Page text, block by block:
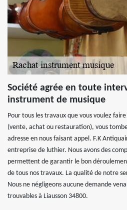
Société agrée en toute
instrument de musique
Pour tous les travaux que vous voulez
(vente, achat ou restauration), vous
adresse en nous faisant appel. F.K
entreprise de luthier. Nous avons des
permettent de garantir le bon
de tous nos travaux. La qualité de notre
Nous ne négligeons aucune demande
trouvables à Liausson 34800.